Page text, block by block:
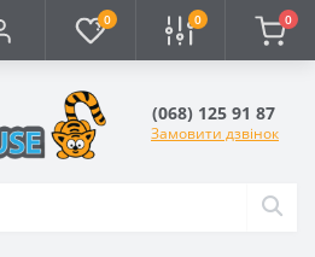
0 0 0
(068) 125 91 87
Замовити дзвінок